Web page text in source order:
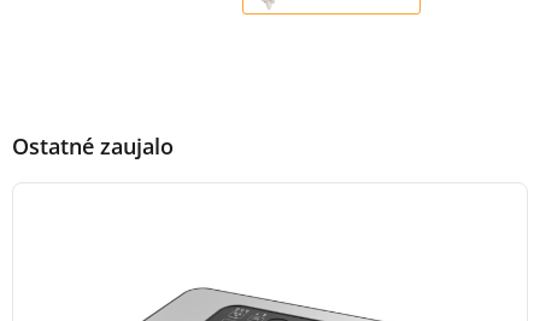
Ostatné zaujalo